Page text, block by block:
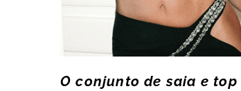
O conjunto de saia e